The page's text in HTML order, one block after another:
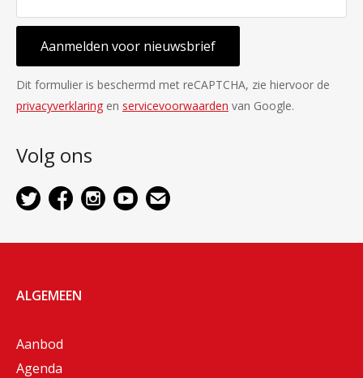
Aanmelden voor nieuwsbrief
Dit formulier is beschermd met reCAPTCHA, zie hiervoor de
privacyverklaring en servicevoorwaarden van Google.
Volg ons
ALGEMEEN
Aanbod
Agenda